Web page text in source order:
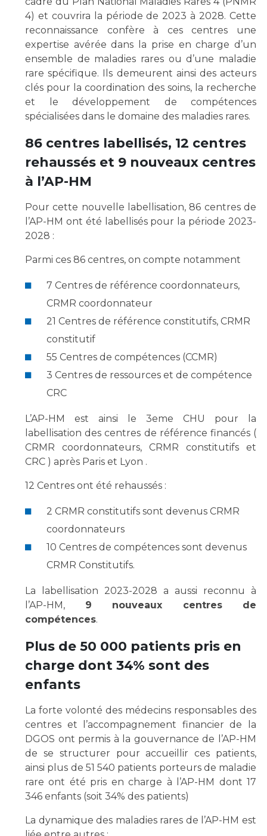
Les associations
Livret d'accueil
Salon des familles
Transports sanitaires
Vos droits, vos devoirs
Handicap
Handi 13
Pôle Médecine Physique et Réadaptation
Accueil sourds et malentendants
Mouvement Parcours Handicap 13
Activité physique
Cancer
Médecine nucléaire
Maladies rares
Maternité Hôpital Nord
La Commission Des Usagers (CDU)
Les Comités Locaux des Usagers
Le projet des usagers
Qualité
Nos indicateurs qualité et de sécurité des soins
Protection des données
Sécurité
Les recherches en santé à l’AP-HM
Lieu de santé sans tabac
La recherche clinique à l'AP-HM
Les structures de recherche
Écoles et Instituts de Formation
Professionnels de santé
Adresser un patient
Réseaux de soins
Adresser un examen au Laboratoire de Biologie
Cancérologie
Les pôles d'activité médicale
Anatomie et Cytologie Pathologiques
Adresser un examen au Laboratoire d'Infectiologie
Centres de référence Maladies Rares
Plateforme d'Expertise Maladies Rares
Presse / Multimédia
Communiqués de presse
Dossiers de presse
Fournisseurs
Rôles et missions
Liste des marchés conclus
Documents utiles
4) et couvrira la période de 2023 à 2028. Cette
reconnaissance confère à ces centres une
expertise avérée dans la prise en charge d’un
ensemble de maladies rares ou d’une maladie
rare spécifique. Ils demeurent ainsi des acteurs
clés pour la coordination des soins, la recherche
et le développement de compétences
spécialisées dans le domaine des maladies rares.
86 centres labellisés, 12 centres
rehaussés et 9 nouveaux centres
à l’AP-HM
Pour cette nouvelle labellisation, 86 centres de
l’AP-HM ont été labellisés pour la période 2023-
2028 :
Parmi ces 86 centres, on compte notamment
7 Centres de référence coordonnateurs,
CRMR coordonnateur
21 Centres de référence constitutifs, CRMR
constitutif
55 Centres de compétences (CCMR)
3 Centres de ressources et de compétence
CRC
L’AP-HM est ainsi le 3eme CHU pour la
labellisation des centres de référence financés (
CRMR coordonnateurs, CRMR constitutifs et
CRC ) après Paris et Lyon .
12 Centres ont été rehaussés :
2 CRMR constitutifs sont devenus CRMR
coordonnateurs
10 Centres de compétences sont devenus
CRMR Constitutifs.
La labellisation 2023-2028 a aussi reconnu à
l’AP-HM, 9 nouveaux centres de
compétences.
Plus de 50 000 patients pris en
charge dont 34% sont des
enfants
La forte volonté des médecins responsables des
centres et l’accompagnement financier de la
DGOS ont permis à la gouvernance de l’AP-HM
de se structurer pour accueillir ces patients,
ainsi plus de 51 540 patients porteurs de maladie
rare ont été pris en charge à l’AP-HM dont 17
346 enfants (soit 34% des patients)
La dynamique des maladies rares de l’AP-HM est